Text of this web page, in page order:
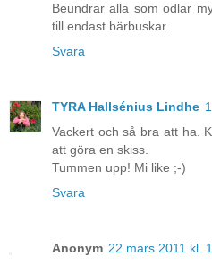
Beundrar alla som odlar
till endast bärbuskar.
Svara
TYRA Hallsénius Lindhe
Vackert och så bra att ha.
att göra en skiss.
Tummen upp! Mi like ;-)
Svara
Anonym 22 mars 2011 kl.